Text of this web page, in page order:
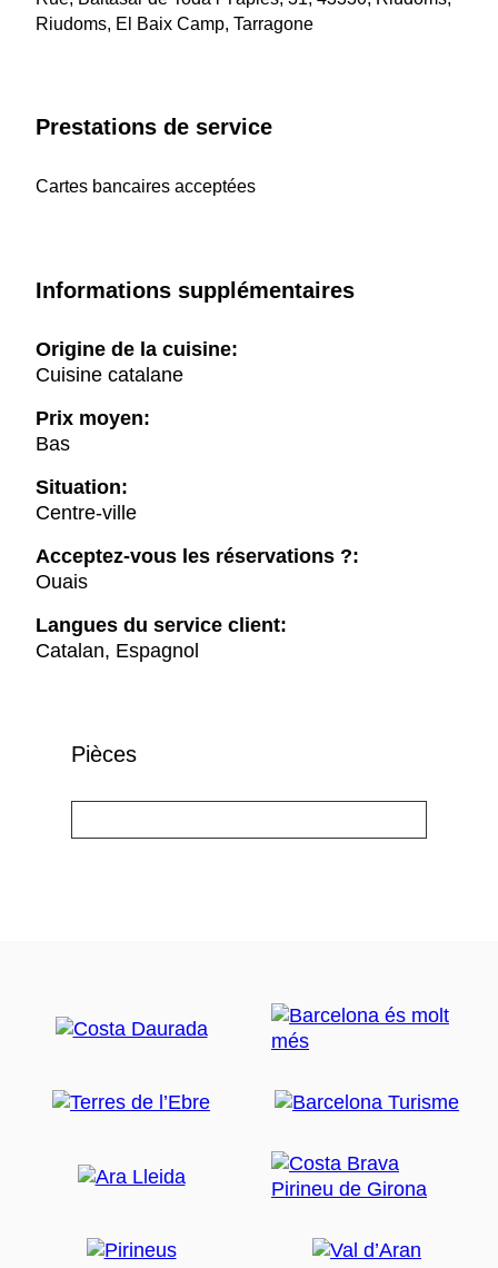
Riudoms, El Baix Camp, Tarragone
Prestations de service
Cartes bancaires acceptées
Informations supplémentaires
Origine de la cuisine:
Cuisine catalane
Prix moyen:
Bas
Situation:
Centre-ville
Acceptez-vous les réservations ?:
Ouais
Langues du service client:
Catalan, Espagnol
Pièces